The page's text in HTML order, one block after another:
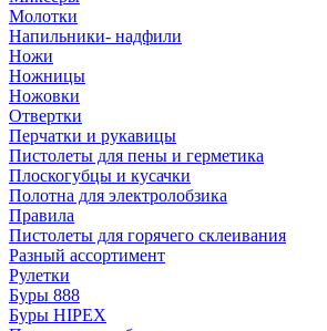
Молотки
Напильники- надфили
Ножи
Ножницы
Ножовки
Отвертки
Перчатки и рукавицы
Пистолеты для пены и герметика
Плоскогубцы и кусачки
Полотна для электролобзика
Правила
Пистолеты для горячего склеивания
Разный ассортимент
Рулетки
Буры 888
Буры HIPEX